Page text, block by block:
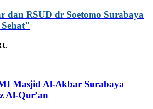
dan RSUD dr Soetomo Surabaya
Masjid Al-Akbar Surabaya
Al-Qur’an